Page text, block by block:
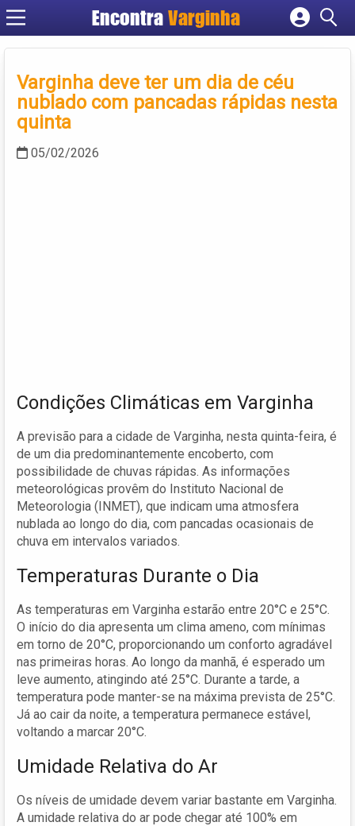
EncontraVarginha
Cadastrar empresa
Criar conta
Varginha deve ter um dia de céu
nublado com pancadas rápidas nesta
quinta
05/02/2026
Condições Climáticas em Varginha
A previsão para a cidade de Varginha, nesta quinta-feira, é
de um dia predominantemente encoberto, com
possibilidade de chuvas rápidas. As informações
meteorológicas provêm do Instituto Nacional de
Meteorologia (INMET), que indicam uma atmosfera
nublada ao longo do dia, com pancadas ocasionais de
chuva em intervalos variados.
Temperaturas Durante o Dia
As temperaturas em Varginha estarão entre 20°C e 25°C.
O início do dia apresenta um clima ameno, com mínimas
em torno de 20°C, proporcionando um conforto agradável
nas primeiras horas. Ao longo da manhã, é esperado um
leve aumento, atingindo até 25°C. Durante a tarde, a
temperatura pode manter-se na máxima prevista de 25°C.
Já ao cair da noite, a temperatura permanece estável,
voltando a marcar 20°C.
Umidade Relativa do Ar
Os níveis de umidade devem variar bastante em Varginha.
A umidade relativa do ar pode chegar até 100% em